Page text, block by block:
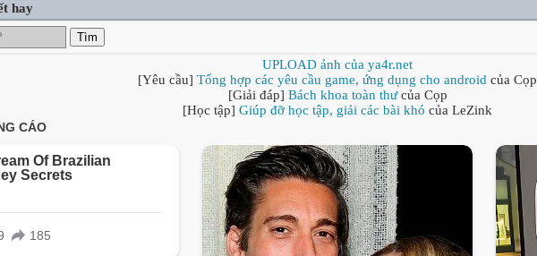
hay
Tìm
UPLOAD ảnh của ya4r.net
[Yêu cầu] Tổng hợp các yêu cầu game, ứng dụng cho android của Cọp
[Giải đáp] Bách khoa toàn thưcủa Cọp
[Học tập] Giúp đỡ học tập, giải các bài khó của LeZink